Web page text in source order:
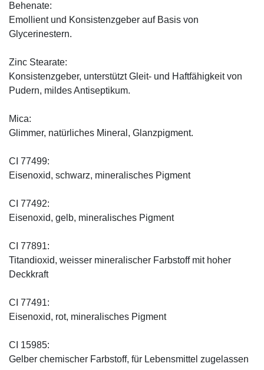
Behenate:
Emollient und Konsistenzgeber auf Basis von
Glycerinestern.
Zinc Stearate:
Konsistenzgeber, unterstützt Gleit- und Haftfähigkeit von
Pudern, mildes Antiseptikum.
Mica:
Glimmer, natürliches Mineral, Glanzpigment.
CI 77499:
Eisenoxid, schwarz, mineralisches Pigment
CI 77492:
Eisenoxid, gelb, mineralisches Pigment
CI 77891:
Titandioxid, weisser mineralischer Farbstoff mit hoher
Deckkraft
CI 77491:
Eisenoxid, rot, mineralisches Pigment
CI 15985:
Gelber chemischer Farbstoff, für Lebensmittel zugelassen